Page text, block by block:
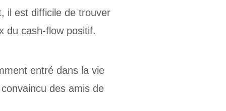
il est difficile de trouver
du cash-flow positif.
entré dans la vie
des amis de